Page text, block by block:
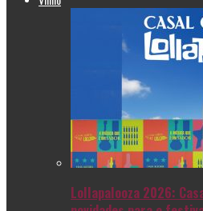
Lollapalooza 2026: